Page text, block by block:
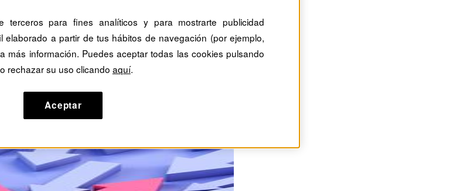
terceros para fines analíticos y para mostrarte publicidad
a partir de tus hábitos de navegación (por ejemplo,
más información. Puedes aceptar todas las cookies pulsando
rechazar su uso clicando aquí.
Aceptar